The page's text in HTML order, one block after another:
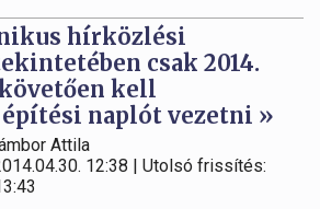
hírközlési
csak 2014.
kell
naplót vezetni »
Attila
12:38 | Utolsó frissítés: